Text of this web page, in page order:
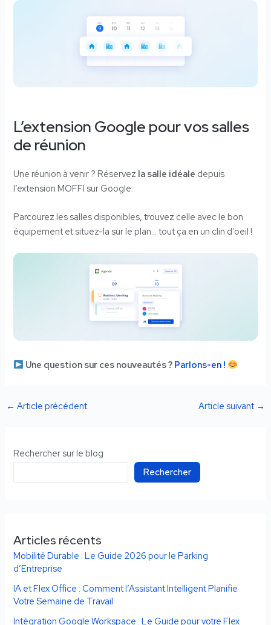
L’extension Google pour vos salles
de réunion
Une réunion à venir ? Réservez la salle idéale depuis
l’extension MOFFI sur Google.
Parcourez les salles disponibles, trouvez celle avec le bon
équipement et situez-la sur le plan… tout ça en un clin d’oeil !
Une question sur ces nouveautés ? Parlons-en !
← Article précédent Article suivant →
Rechercher sur le blog
Rechercher
Articles récents
Mobilité Durable : Le Guide 2026 pour le Parking
d’Entreprise
IA et Flex Office : Comment l’Assistant Intelligent Planifie
Votre Semaine de Travail
Intégration Google Workspace : Le Guide pour votre Flex